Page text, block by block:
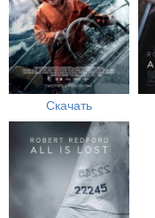
Скачать